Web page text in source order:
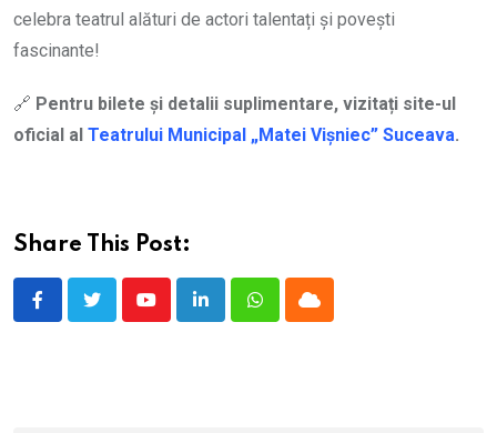
celebra teatrul alături de actori talentați și povești
fascinante!
🔗 Pentru bilete și detalii suplimentare, vizitați site-ul
oficial al Teatrului Municipal „Matei Vișniec” Suceava.
Share This Post:
YoutubeLinkedInWhatsappCloud